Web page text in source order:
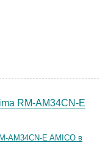
RM-AM34CN-E